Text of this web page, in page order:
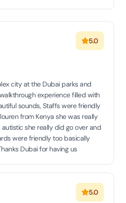
5.0
city at the Dubai parks and
experience filled with
sounds, Staffs were friendly
from Kenya she was really
she really did go over and
were friendly too basically
Dubai for having us
5.0